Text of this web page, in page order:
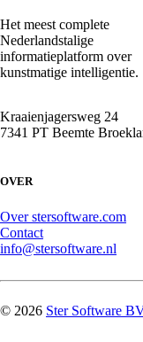
Het meest complete
Nederlandstalige
informatieplatform over
kunstmatige intelligentie.
Kraaienjagersweg 24
7341 PT Beemte
OVER
Over stersoftware.com
Contact
info@stersoftware.nl
© 2026 Ster Software